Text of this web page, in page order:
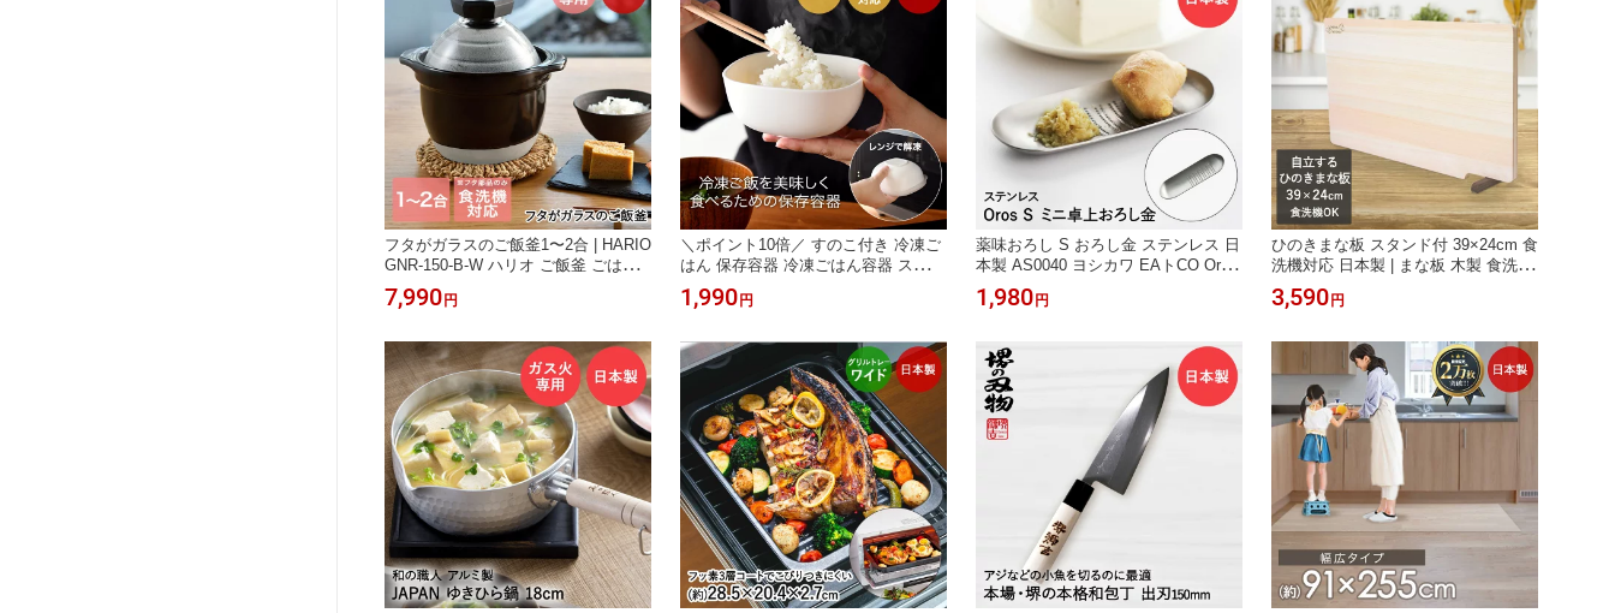
フタがガラスのご飯釜1〜2合 | HARIO
GNR-150-B-W ハリオ ご飯釜 ごはん
鍋 ご飯鍋 土鍋ごはん 炊飯鍋 万古焼
萬古焼 ガラス蓋 直火用 炊飯 耐熱ガ
米 鍋 なべ お鍋 キッチン用品 日本製
2合 1合 黒 どなべ 釜
7,990 円
＼ポイント10倍／ すのこ付き 冷凍ご
はん 保存容器 冷凍ごはん容器 スノコ
付き 冷凍ご飯 保存 容器 430ml 3個組
大盛り 220g 対応 日本製 | 冷凍ご飯容
ん レンジでチン 解凍 ご飯 大盛り 食
洗機対応 ふっくら もっちり 便利 使
いやすい
1,990 円
薬味おろし S おろし金 ステンレス 日
本製 AS0040 ヨシカワ EAトCO Oros
S Hake | グレーター しょうがおろし
にんにくおろし 薬味 おろし器 ステン
し器 小さい
1,980 円
ひのきまな板 スタンド付 39×24cm 食
洗機対応 日本製 | まな板 木製 食洗機
キッチン用品 ひのき キッチングッズ
調理器具 檜 木製まな板 キッチンツー
自立 ヒノキ まないた
3,590 円